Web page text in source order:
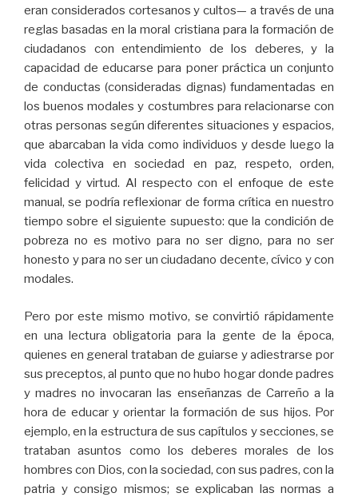
eran considerados cortesanos y cultos— a través de una
reglas basadas en la moral cristiana para la formación de
ciudadanos con entendimiento de los deberes, y la
capacidad de educarse para poner práctica un conjunto
de conductas (consideradas dignas) fundamentadas en
los buenos modales y costumbres para relacionarse con
otras personas según diferentes situaciones y espacios,
que abarcaban la vida como individuos y desde luego la
vida colectiva en sociedad en paz, respeto, orden,
felicidad y virtud. Al respecto con el enfoque de este
manual, se podría reflexionar de forma crítica en nuestro
tiempo sobre el siguiente supuesto: que la condición de
pobreza no es motivo para no ser digno, para no ser
honesto y para no ser un ciudadano decente, cívico y con
modales.
Pero por este mismo motivo, se convirtió rápidamente
en una lectura obligatoria para la gente de la época,
quienes en general trataban de guiarse y adiestrarse por
sus preceptos, al punto que no hubo hogar donde padres
y madres no invocaran las enseñanzas de Carreño a la
hora de educar y orientar la formación de sus hijos. Por
ejemplo, en la estructura de sus capítulos y secciones, se
trataban asuntos como los deberes morales de los
hombres con Dios, con la sociedad, con sus padres, con la
patria y consigo mismos; se explicaban las normas a